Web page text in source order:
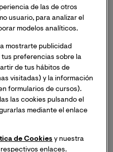
de laFacultad de
VIUy experta en TIC
nos dirigimos con
digitales?
en un contexto
el actual, en el que
de vértigo, entre otros
de las de otros
usuario, para analizar el
modelos analíticos.
mostrarte publicidad
preferencias sobre la
de tus hábitos de
visitadas) y la información
formularios de cursos).
las cookies pulsando el
mediante el enlace
de Cookies y nuestra
enlaces.